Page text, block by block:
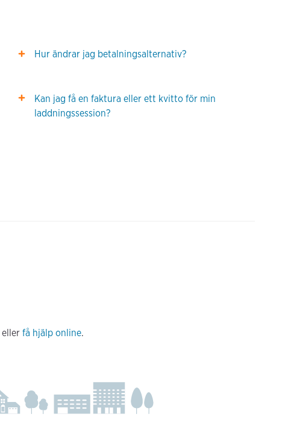
Hur ändrar jag betalningsalternativ?
Kan jag få en faktura eller ett kvitto för min
laddningssession?
ellerfå hjälp online.